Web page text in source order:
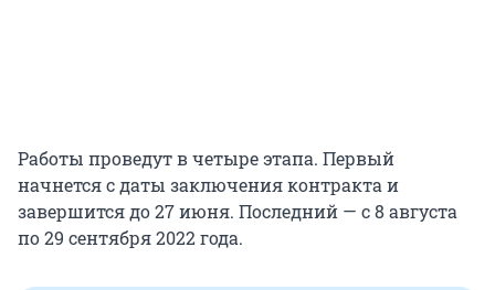
Работы проведут в четыре этапа. Первый
начнется с даты заключения контракта и
завершится до 27 июня. Последний — с 8 августа
по 29 сентября 2022 года.